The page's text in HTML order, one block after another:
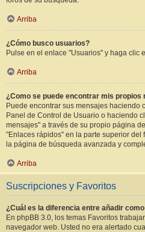
Arriba
¿Cómo busco usuarios?
Pulse en el enlace "Usuarios" y haga clic
Arriba
¿Como se puede encontrar mis propios
Puede encontrar sus mensajes haciendo
Panel de Control de Usuario o haciendo
mensajes" a través de su propio página
"Enlaces rápidos" en la parte superior del
la página de búsqueda avanzada y
Arriba
Suscripciones y Favoritos
¿Cuál es la diferencia entre añadir
En phpBB 3.0, los temas Favoritos
navegador web. Usted no era alertado